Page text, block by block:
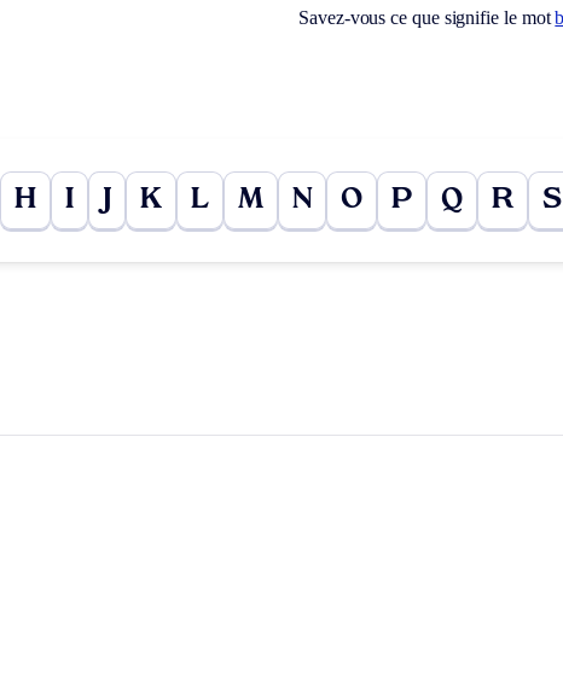
Savez-vous ce que signifie le mot
H I K L M N O P Q R S